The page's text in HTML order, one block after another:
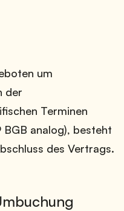
um
der
Terminen
BGB analog), besteht
des Vertrags.